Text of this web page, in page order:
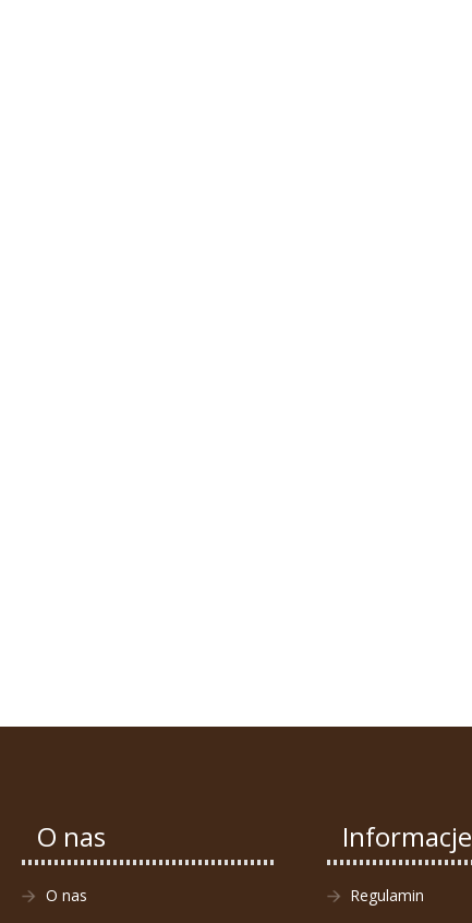
O nas
O nas
Informacje
Regulamin